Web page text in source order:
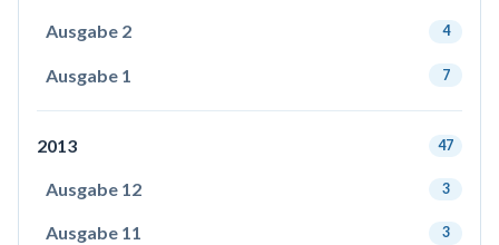
Ausgabe 2 4
Ausgabe 1 7
2013 47
Ausgabe 12 3
Ausgabe 11 3